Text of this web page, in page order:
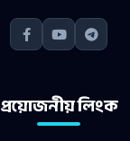
প্রয়োজনীয় লিংক